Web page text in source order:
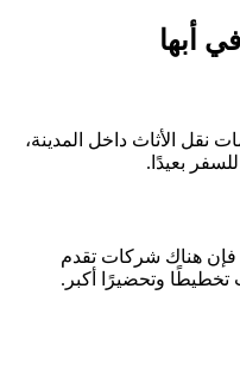
أبها
نقل الأثاث داخل المدينة،
بعيدًا.
فإن هناك شركات تقدم
تخطيطًا وتحضيرًا أكبر.